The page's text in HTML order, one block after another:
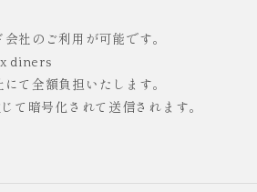
社のご利用が可能です。
diners
て全額負担いたします。
て暗号化されて送信されます。